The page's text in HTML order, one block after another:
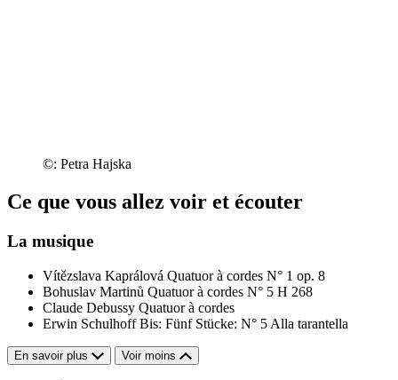
©: Petra Hajska
Ce que vous allez voir et écouter
La musique
Vítězslava Kaprálová Quatuor à cordes N° 1 op. 8
Bohuslav Martinů Quatuor à cordes N° 5 H 268
Claude Debussy Quatuor à cordes
Erwin Schulhoff Bis: Fünf Stücke: N° 5 Alla tarantella
En savoir plus Voir moins